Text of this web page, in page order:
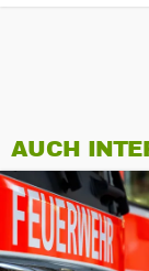
AUCH